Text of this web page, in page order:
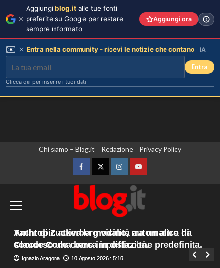
Chi siamo – Blog.it Redazione Privacy Policy
FacebookTwitterInstagramYouTube
principale
Attacchi incrociati tra Russia e Ucraina,
almeno 5 morti e decine di feriti. Papa
Leone “Fermare la spirale di violenza”
Giuseppe Recca 10 Agosto 2026 : 1:30
Yacht di Zuckerberg vicino, ma un altro ha
soccorso una barca in difficoltà.
Ignazio Aragona 10 Agosto 2026 : 5:15
Anthropic attiva la modalità automatica di
Claude Code come impostazione predefinita.
Ignazio Aragona 10 Agosto 2026 : 5:10
William e Kate: le loro destinazioni
di vacanza preferite svelate!
4
Milly Carlucci svela il cast di
Ballando con le Stelle: D’Urso,
Fedez condivida dolce foto di
Aggiungi blog.it alle tue fonti
preferite su Google per restare
sempre informato
Aggiungi ora
✉️ Entra nella community - ricevi le notizie che contano IA
Entra
Clicca qui per inserire i tuoi dati